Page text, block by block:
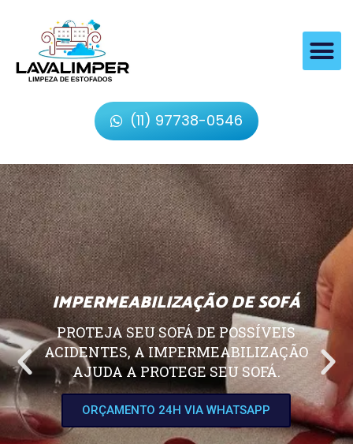
(11) 97738-0546
IMPERMEABILIZAÇÃO DE SOFÁ
PROTEJA SEU SOFÁ DE POSSÍVEIS
ACIDENTES, A IMPERMEABILIZAÇÃO
AJUDA A PROTEGE SEU SOFÁ.
ORÇAMENTO 24H VIA WHATSAPP